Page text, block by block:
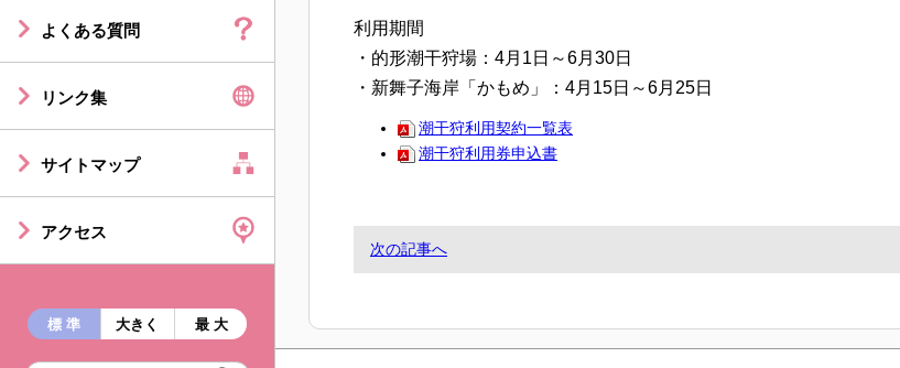
よくある質問
リンク集
サイトマップ
アクセス
標 準 大きく 最 大
利用期間
・的形潮干狩場：4月1日～6月30日
・新舞子海岸「かもめ」：4月15日～6月25日
潮干狩利用契約一覧表
潮干狩利用券申込書
次の記事へ